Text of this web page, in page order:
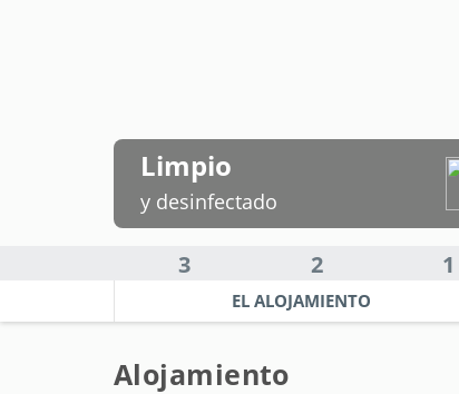
Limpio
y desinfectado
3 2 1
EL ALOJAMIENTO
Alojamiento